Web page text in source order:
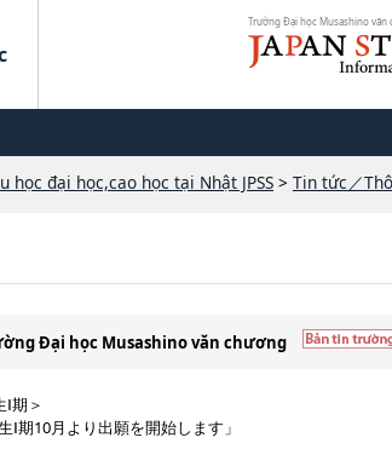
học đại học,cao học tại Nhật JPSS > Tin tức／
Đại học Musashino văn chương
期＞
Ⅰ期10月より出願を開始します」